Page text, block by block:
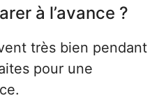
à l’avance ?
très bien pendant
pour une